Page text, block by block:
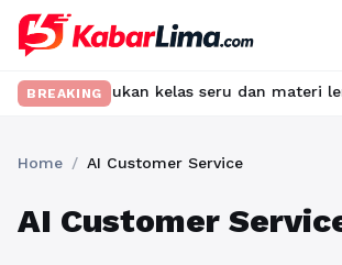
BREAKING
Temukan kelas seru dan materi
Home / AI Customer Service
AI Customer